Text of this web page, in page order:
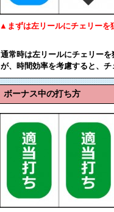
▲まずは左リールにチェリーを
通常時は左リールにチェリー
が、時間効率を考慮すると、チ
ボーナス中の打ち方